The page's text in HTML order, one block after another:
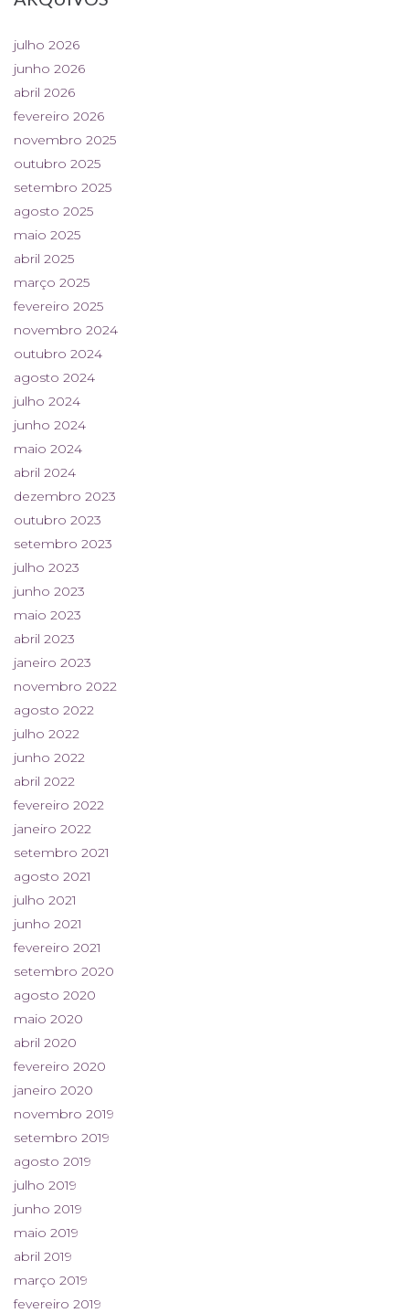
julho 2026
junho 2026
abril 2026
fevereiro 2026
novembro 2025
outubro 2025
setembro 2025
agosto 2025
maio 2025
abril 2025
março 2025
fevereiro 2025
novembro 2024
outubro 2024
agosto 2024
julho 2024
junho 2024
maio 2024
abril 2024
dezembro 2023
outubro 2023
setembro 2023
julho 2023
junho 2023
maio 2023
abril 2023
janeiro 2023
novembro 2022
agosto 2022
julho 2022
junho 2022
abril 2022
fevereiro 2022
janeiro 2022
setembro 2021
agosto 2021
julho 2021
junho 2021
fevereiro 2021
setembro 2020
agosto 2020
maio 2020
abril 2020
fevereiro 2020
janeiro 2020
novembro 2019
setembro 2019
agosto 2019
julho 2019
junho 2019
maio 2019
abril 2019
março 2019
fevereiro 2019